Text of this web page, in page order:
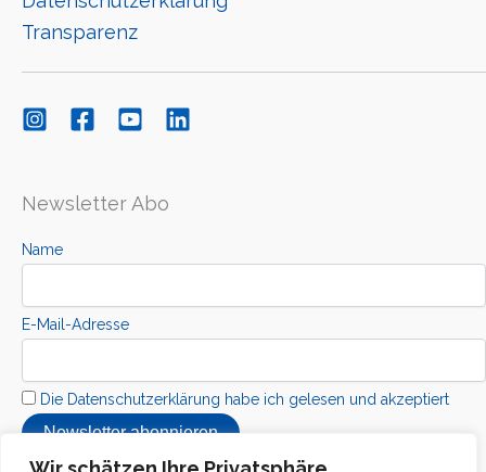
Transparenz
Newsletter Abo
Name
E-Mail-Adresse
Die Datenschutzerklärung habe ich gelesen und akzeptiert